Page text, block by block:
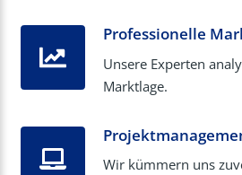
Professionelle
Unsere Experten
Marktlage.
Wir kümmern uns